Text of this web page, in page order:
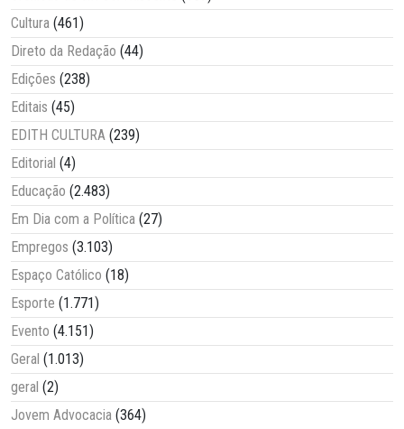
Cultura (461)
Direto da Redação (44)
Edições (238)
Editais (45)
EDITH CULTURA (239)
Editorial (4)
Educação (2.483)
Em Dia com a Política (27)
Empregos (3.103)
Espaço Católico (18)
Esporte (1.771)
Evento (4.151)
Geral (1.013)
geral (2)
Jovem Advocacia (364)